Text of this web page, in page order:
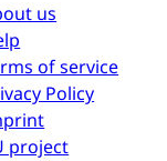
us
of service
Policy
project